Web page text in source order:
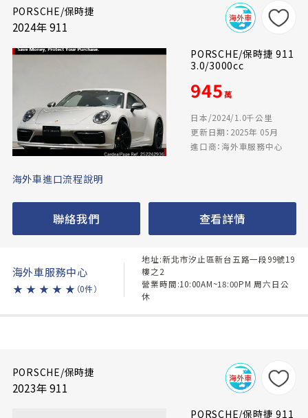
PORSCHE/保時捷
2024年 911
PORSCHE/保時捷 911
3.0/3000cc
945萬
日本/2024/1.0千公里
更新日期：2025年 05月
進口商：海外車服務中心
海外車進口流程說明
聯絡我們 查看詳情
海外車服務中心
★ ★ ★ ★ ★ （0件）
地址:新北市汐止區新台五路一段99號19
樓之2
營業時間:10:00AM~18:00PM 周六日公
休
PORSCHE/保時捷
2023年 911
PORSCHE/保時捷 911